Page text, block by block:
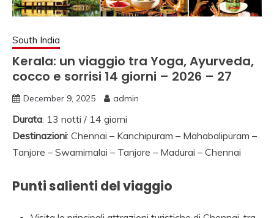
NORD INDIA,
IN SUD INDIA
VIAGGIO IN NORD,
VIAGGIO IN SUD,
NOLEGGIO DI AUTO
CON CONDUCENTE
INDIA, VIAGGI INDIA,
VIAGGIO IN INDIA
CON GUIDA, INDIA
TRAGITTI, AGENZIA
South India
Kerala: un viaggio tra Yoga, Ayurveda,
cocco e sorrisi 14 giorni – 2026 – 27
December 9, 2025 admin
Durata: 13 notti / 14 giorni
Destinazioni: Chennai – Kanchipuram – Mahabalipuram –
Tanjore – Swamimalai – Tanjore – Madurai – Chennai
Punti salienti del viaggio